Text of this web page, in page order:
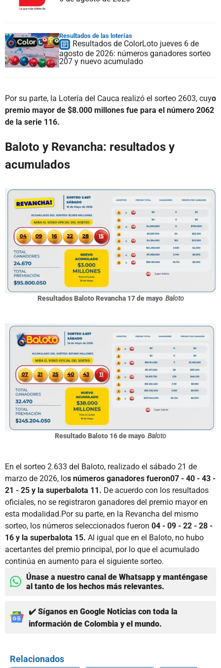
Resultados de las loterías
Resultados de ColorLoto jueves 6 de
agosto de 2026: números ganadores sorteo
207 y nuevo acumulado
Por su parte, la Lotería del Cauca realizó el sorteo 2603, cuyo
premio mayor de $8.000 millones fue para el número 2062
de la serie 116.
Baloto y Revancha: resultados y
acumulados
Resultados Baloto Revancha 17 de mayo Baloto
Resultado Baloto 16 de mayo Baloto
En el sorteo 2.633 del Baloto, realizado el sábado 21 de
marzo de 2026, los números ganadores fueron07 - 40 - 43 -
21 - 25 y la superbalota 11. De acuerdo con los resultados
oficiales, no se registraron ganadores del premio mayor en
esta modalidad.Por su parte, en la Revancha del mismo
sorteo, los números seleccionados fueron 04 - 09 - 22 - 28 -
16 y la superbalota 15. Al igual que en el Baloto, no hubo
acertantes del premio principal, por lo que el acumulado
continúa en aumento para el siguiente sorteo.
Únase a nuestro canal de Whatsapp y manténgase
al tanto de los hechos más relevantes.
✔️ Síganos en Google Noticias con toda la
información de Colombia y el mundo.
Relacionados